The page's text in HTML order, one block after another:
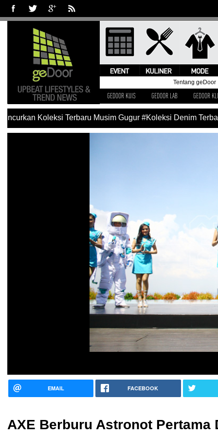
Tentang geDoor
GEDOOR KUIS GEDOOR LAB GEDOOR
Koleksi Terbaru Musim Gugur #Koleksi Denim Terbaru
EMAIL FACEBOOK
AXE Berburu Astronot Pertama